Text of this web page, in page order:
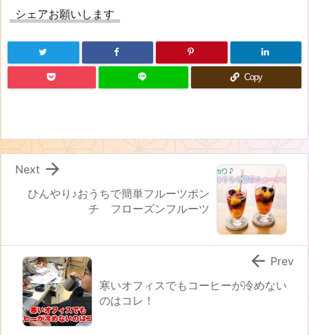
シェアお願いします
Copy
ひんやり♪おうちで簡単フルーツポン
チ フローズンフルーツ

Next
寒いオフィスでもコーヒーが冷めない
のはコレ！
 Prev